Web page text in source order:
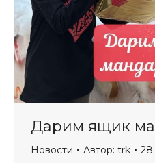
Дарим ящик
Новости Автор: trk